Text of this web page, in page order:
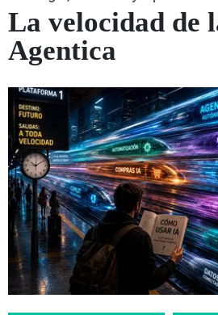
La velocidad de
Agentica